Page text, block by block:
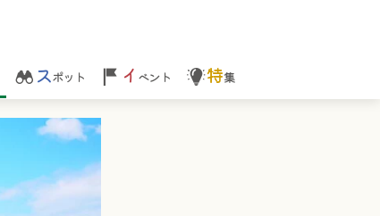
スポット イ ベント 特集